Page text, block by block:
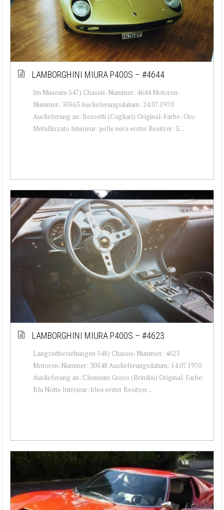
LAMBORGHINI MIURA P400S – #4644
Im Museum 547) Chassis-Nummer: 4644 Motoren-
Nummer: 30563 Auslieferungsdatum: 24.07.1970
Auslieferung an: Bossetti (Cagliari) Original-Farbe: Oro
Metallizzato Interieur: pelle nera erster Besitzer: E...
LAMBORGHINI MIURA P400S – #4623
Langzeitbeziehungen 548) Chassis-Nummer: 4623
Motoren-Nummer: 30548 Auslieferungsdatum: 14.07.1970
Auslieferung an: Clemente Greco (Brindisi) Original-Farbe:
Blu Notte Interieur: bleu erster Besitzer...